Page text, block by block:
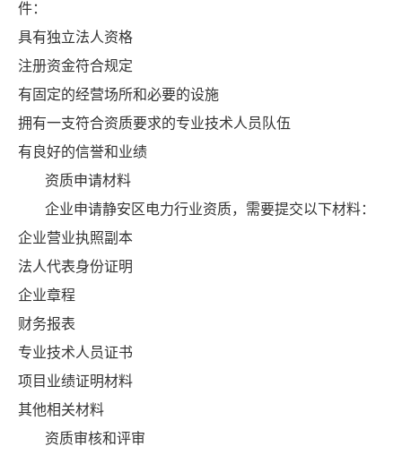
件：
具有独立法人资格
注册资金符合规定
有固定的经营场所和必要的设施
拥有一支符合资质要求的专业技术人员队伍
有良好的信誉和业绩
资质申请材料
企业申请静安区电力行业资质，需要提交以下材料：
企业营业执照副本
法人代表身份证明
企业章程
财务报表
专业技术人员证书
项目业绩证明材料
其他相关材料
资质审核和评审